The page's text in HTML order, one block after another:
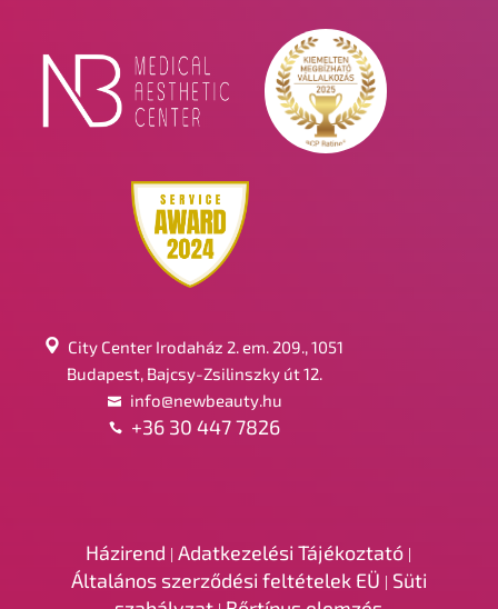
City Center Irodaház 2. em. 209., 1051
Budapest, Bajcsy-Zsilinszky út 12.
info@newbeauty.hu
+36 30 447 7826
Házirend |Adatkezelési Tájékoztató
Általános szerződési feltételek EÜ Süti